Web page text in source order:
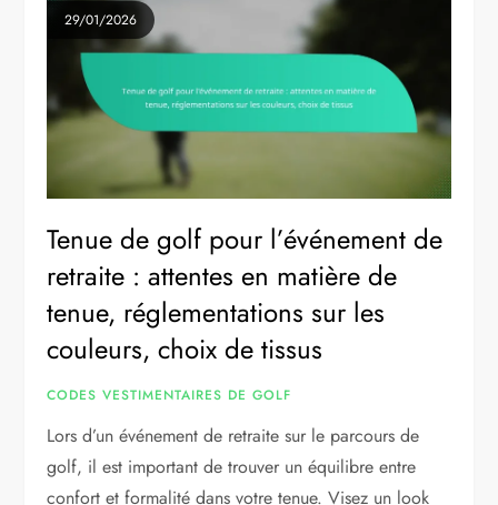
29/01/2026
Tenue de golf pour l’événement de
retraite : attentes en matière de
tenue, réglementations sur les
couleurs, choix de tissus
CODES VESTIMENTAIRES DE GOLF
Lors d’un événement de retraite sur le parcours de
golf, il est important de trouver un équilibre entre
confort et formalité dans votre tenue. Visez un look